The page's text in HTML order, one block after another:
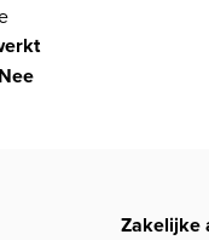
Nee
Zakelijke